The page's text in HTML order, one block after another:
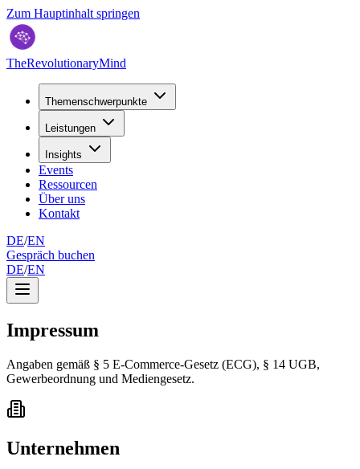
Zum Hauptinhalt springen
TheRevolutionaryMind
Themenschwerpunkte
Leistungen
Insights
Events
Ressourcen
Über uns
Kontakt
DE/EN
Gespräch buchen
DE/EN
Impressum
Angaben gemäß § 5 E-Commerce-Gesetz (ECG), § 14 UGB,
Gewerbeordnung und Mediengesetz.
Unternehmen